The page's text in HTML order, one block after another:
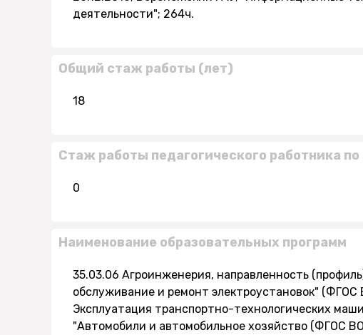
деятельности"; 264ч.
Общий стаж работы (лет)
18
Стаж работы педагогического работника
0
Наименование образовательных программ
35.03.06 Агроинженерия, направленность
обслуживание и ремонт электроустановок"
Эксплуатация транспортно-технологических
"Автомобили и автомобильное хозяйство (ФГОС